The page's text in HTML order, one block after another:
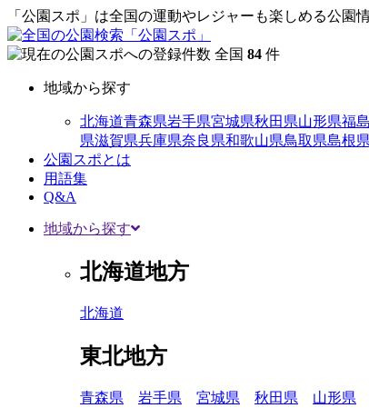
「公園スポ」は全国の運動やレジャーも楽しめる公園
全国 84 件
地域から探す
北海道青森県岩手県宮城県秋田県山形県福
県滋賀県兵庫県奈良県和歌山県鳥取県島根県
公園スポとは
用語集
Q&A
地域から探す
北海道地方
北海道
東北地方
青森県 岩手県 宮城県 秋田県 山形県